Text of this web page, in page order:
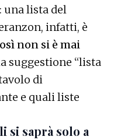
una lista del
infatti, è
non si è mai
suggestione “lista
di
e quali liste
si saprà solo a